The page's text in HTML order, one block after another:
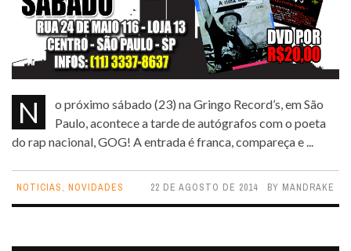
No próximo sábado (23) na Gringo Record’s, em São
Paulo, acontece a tarde de autógrafos com o poeta
do rap nacional, GOG! A entrada é franca, compareça e ...
NOTICIAS, NOVIDADES 22 DE AGOSTO DE 2014 BY MANDRAKE